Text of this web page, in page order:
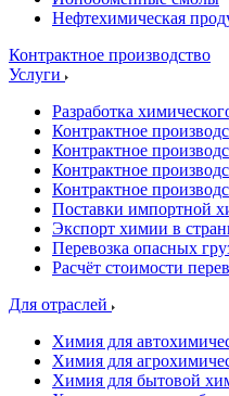
Нефтехимическая
Контрактное производство
Услуги
Разработка
Контрактное
Контрактное
Контрактное
Контрактное
Поставки импортной
Экспорт химии в
Перевозка опасных
Расчёт стоимости
Для отраслей
Химия для
Химия для
Химия для бытовой